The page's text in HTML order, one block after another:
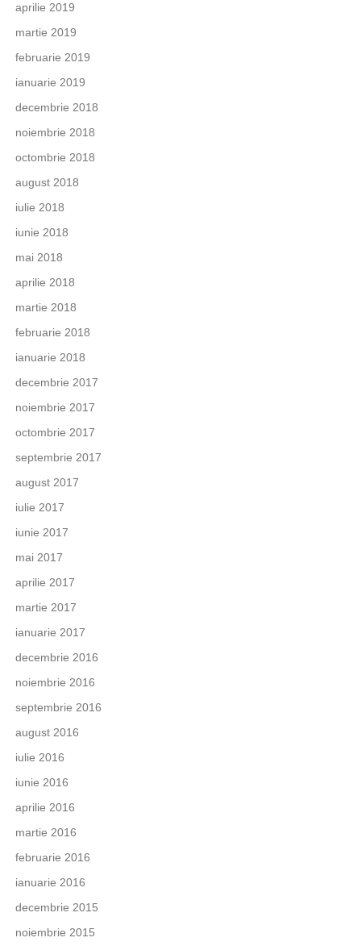
aprilie 2019
martie 2019
februarie 2019
ianuarie 2019
decembrie 2018
noiembrie 2018
octombrie 2018
august 2018
iulie 2018
iunie 2018
mai 2018
aprilie 2018
martie 2018
februarie 2018
ianuarie 2018
decembrie 2017
noiembrie 2017
octombrie 2017
septembrie 2017
august 2017
iulie 2017
iunie 2017
mai 2017
aprilie 2017
martie 2017
ianuarie 2017
decembrie 2016
noiembrie 2016
septembrie 2016
august 2016
iulie 2016
iunie 2016
aprilie 2016
martie 2016
februarie 2016
ianuarie 2016
decembrie 2015
noiembrie 2015